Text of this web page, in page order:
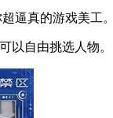
逼真的游戏美工。
以自由挑选人物。